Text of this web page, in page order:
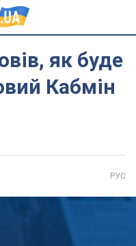
як буде
Кабмін
РУС